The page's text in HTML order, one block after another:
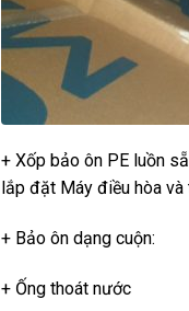
+ Xốp bảo ôn PE luồn
lắp đặt Máy điều hòa
+ Bảo ôn dạng cuộn:
+ Ống thoát nước